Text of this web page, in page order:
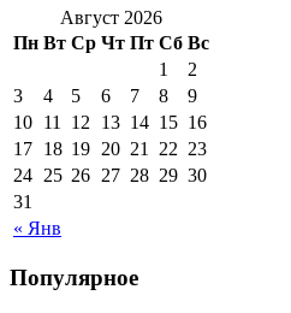
Август 2026
Пн Вт Ср Чт Пт Сб Вс
« Янв
1
2
3
4 5 6 7 8
9
10 11 12 13 14 15 16
17 18 19 20 21 22 23
24 25 26 27 28 29 30
31
Популярное